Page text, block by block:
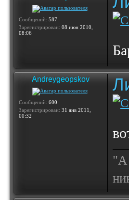
Сообщений: 587
Зарегистрирован: 08 июн 2010,
08:06
Andreygeopskov
Сообщений: 600
Зарегистрирован: 31 янв 2011,
00:32
"А